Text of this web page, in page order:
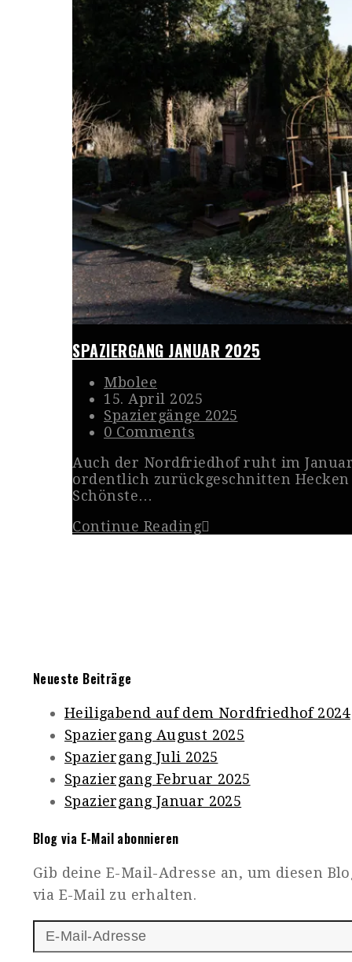
SPAZIERGANG JANUAR 2025
Mbolee
15. April 2025
Spaziergänge 2025
0 Comments
Auch der Nordfriedhof ruht im
ordentlich zurückgeschnitten
Schönste…
Continue Reading
Neueste Beiträge
Heiligabend auf dem Nordfriedhof 2024
Spaziergang August 2025
Spaziergang Juli 2025
Spaziergang Februar 2025
Spaziergang Januar 2025
Blog via E-Mail abonnieren
Gib deine E-Mail-Adresse an, um diesen
via E-Mail zu erhalten.
E-
Mail-